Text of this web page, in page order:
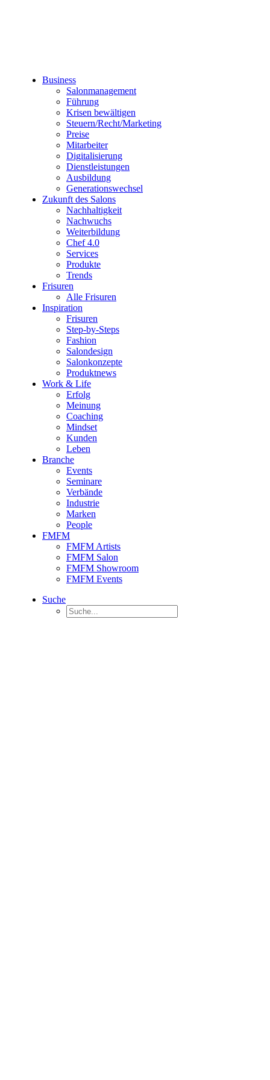
Business
Salonmanagement
Führung
Krisen bewältigen
Steuern/Recht/Marketing
Preise
Mitarbeiter
Digitalisierung
Dienstleistungen
Ausbildung
Generationswechsel
Zukunft des Salons
Nachhaltigkeit
Nachwuchs
Weiterbildung
Chef 4.0
Services
Produkte
Trends
Frisuren
Alle Frisuren
Inspiration
Frisuren
Step-by-Steps
Fashion
Salondesign
Salonkonzepte
Produktnews
Work & Life
Erfolg
Meinung
Coaching
Mindset
Kunden
Leben
Branche
Events
Seminare
Verbände
Industrie
Marken
People
FMFM
FMFM Artists
FMFM Salon
FMFM Showroom
FMFM Events
Suche